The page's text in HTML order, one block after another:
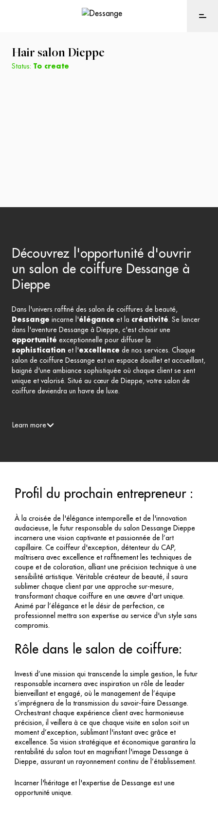
Hair salon Dieppe
Status: To create
Découvrez l'opportunité d'ouvrir
un salon de coiffure Dessange à
Dieppe
Dans l'univers raffiné des salon de coiffures de beauté,
Dessange incarne l'élégance et la créativité. Se lancer
dans l'aventure Dessange à Dieppe, c'est choisir une
opportunité exceptionnelle pour diffuser la
sophistication et l'excellence de nos services. Chaque
salon de coiffure Dessange est un espace douillet et accueillant,
baigné d'une ambiance sophistiquée où chaque client se sent
unique et valorisé. Situé au cœur de Dieppe, votre salon de
coiffure deviendra un havre de luxe.
Learn more
Profil du prochain entrepreneur :
À la croisée de l'élégance intemporelle et de l'innovation
audacieuse, le futur responsable du salon Dessange Dieppe
incarnera une vision captivante et passionnée de l’art
capillaire. Ce coiffeur d'exception, détenteur du CAP,
maîtrisera avec excellence et raffinement les techniques de
coupe et de coloration, alliant une précision technique à une
sensibilité artistique. Véritable créateur de beauté, il saura
sublimer chaque client par une approche sur-mesure,
transformant chaque coiffure en une œuvre d'art unique.
Animé par l’élégance et le désir de perfection, ce
professionnel mettra son expertise au service d'un style sans
compromis.
Rôle dans le salon de coiffure:
Investi d’une mission qui transcende la simple gestion, le futur
responsable incarnera avec inspiration un rôle de leader
bienveillant et engagé, où le management de l’équipe
s’imprégnera de la transmission du savoir-faire Dessange.
Orchestrant chaque expérience client avec harmonieuse
précision, il veillera à ce que chaque visite en salon soit un
moment d’exception, sublimant l'instant avec grâce et
excellence. Sa vision stratégique et économique garantira la
rentabilité du salon tout en magnifiant l'image Dessange à
Dieppe, assurant un rayonnement continu de l’établissement.
Incarner l'héritage et l'expertise de Dessange est une
opportunité unique.